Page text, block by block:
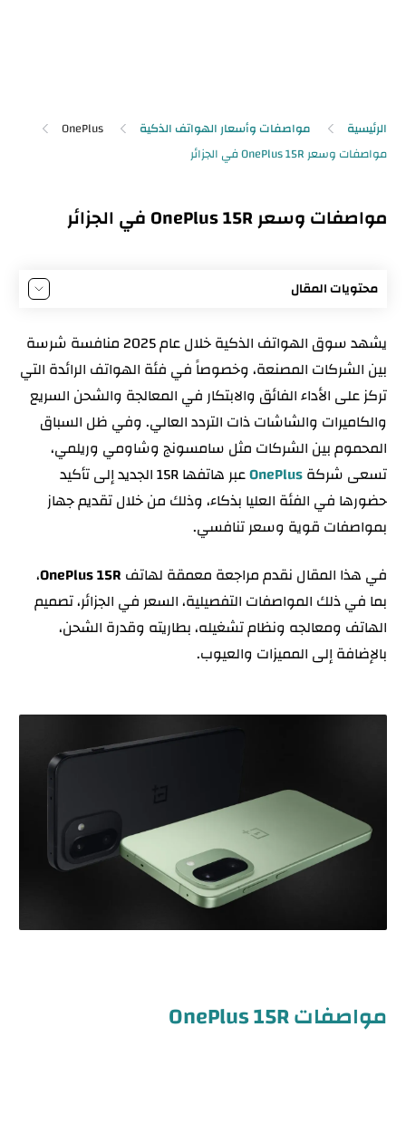
الرئيسية مواصفات وأسعار الهواتف الذكية OnePlus
مواصفات وسعر OnePlus 15R في الجزائر
محتويات المقال
توجه OnePlus في السلسلة R والموقع السوقي لـ
OnePlus 15R
موعد إصدار OnePlus 15R
التصميم: مزيج بين المتانة والعملية
الشاشة: تجربة مشاهدة استثنائية للمحتوى والألعاب
أداء المعالج وفعالية الرسوميات
تقنيات التصوير في OnePlus 15R: تجربة مرضية دون
البطارية والشحن: نقطة القوة الأبرز
نظام التشغيل وواجهة OxygenOS 16
سعر OnePlus 15R في الجزائر
مميزات OnePlus 15R
هل OnePlus 15R خيار مناسب لك؟
يشهد سوق الهواتف الذكية خلال عام 2025 منافسة شرسة
بين الشركات المصنعة، وخصوصاً في فئة الهواتف الرائدة التي
تركز على الأداء الفائق والابتكار في المعالجة والشحن السريع
والكاميرات والشاشات ذات التردد العالي. وفي ظل السباق
المحموم بين الشركات مثل سامسونج وشاومي وريلمي،
تسعى شركةOnePlus
عبر هاتفها 15R الجديد إلى تأكيد
حضورها في الفئة العليا بذكاء، وذلك من خلال تقديم جهاز
بمواصفات قوية وسعر تنافسي.
في هذا المقال نقدم مراجعة معمقة لهاتف OnePlus 15R،
بما في ذلك المواصفات التفصيلية، السعر في الجزائر، تصميم
الهاتف ومعالجه ونظام تشغيله، بطاريته وقدرة الشحن،
بالإضافة إلى المميزات والعيوب.
مواصفات OnePlus 15R